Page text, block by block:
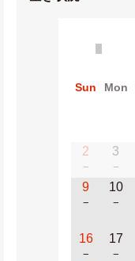
Sun Mon
2
−
3
−
9
−
10
−
16
−
17
−